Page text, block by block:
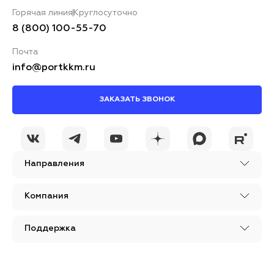
Направления
Компания
Поддержка
Горячая линия Круглосуточно
8 (800) 100-55-70
Почта
info@portkkm.ru
ЗАКАЗАТЬ ЗВОНОК